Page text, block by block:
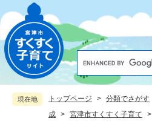
ー
ジ
の
先
ニ
ュ
ー
を
o
l
e
現在地 トップページ > 分類でさがす
成 > 宮津市すくすく子育て >